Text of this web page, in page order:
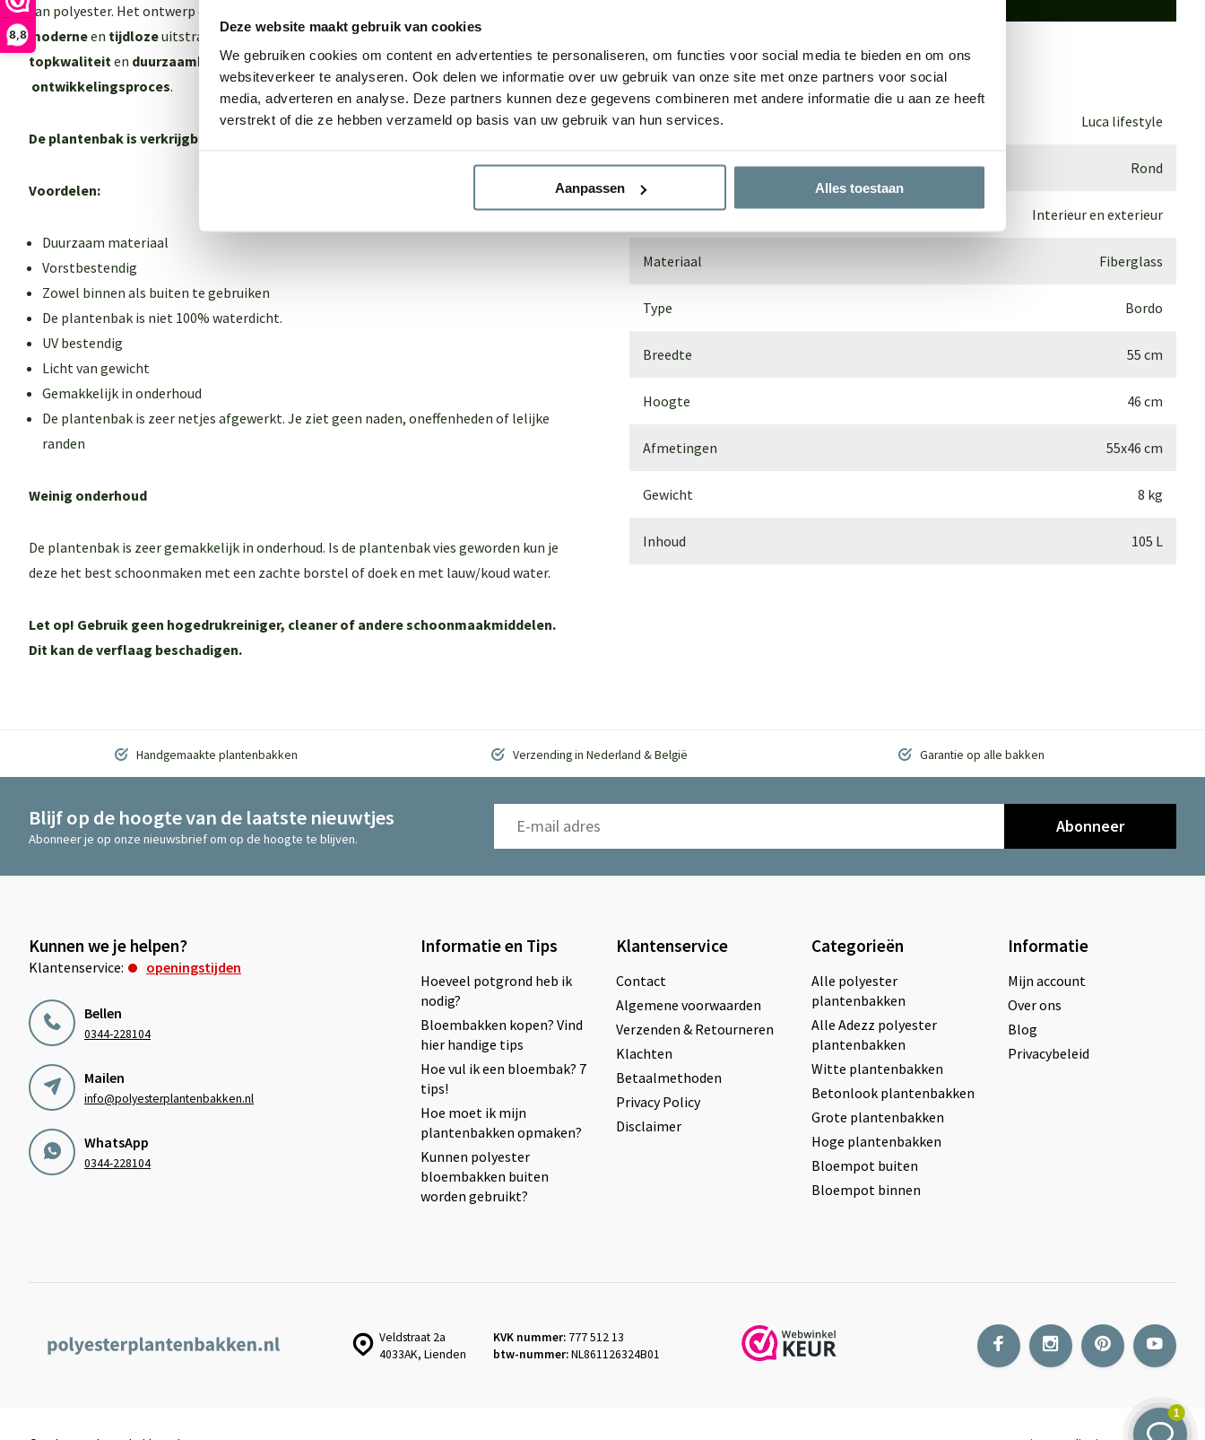
Deze website maakt gebruik van cookies
We gebruiken cookies om content en advertenties te personaliseren, om functies voor social media te bieden en om ons
websiteverkeer te analyseren. Ook delen we informatie over uw gebruik van onze site met onze partners voor social
media, adverteren en analyse. Deze partners kunnen deze gegevens combineren met andere informatie die u aan ze heeft
verstrekt of die ze hebben verzameld op basis van uw gebruik van hun services.
Aanpassen Alles toestaan
8,8
van polyester. Het ontwerp en de kleur van de Luca Lifestyle plantenbakken geven een
moderneen tijdlozeuitstraling. Een echte eyecatcher in je tuin. De bloembak is van
topkwaliteit en duurzaamheiddankzij eenintensief enzorgvuldig
ontwikkelingsproces.
De plantenbak is verkrijgbaar in 3 kleuren:
Voordelen:
Duurzaam materiaal
Vorstbestendig
Zowel binnen als buiten te gebruiken
De plantenbak is niet 100% waterdicht.
UV bestendig
Licht van gewicht
Gemakkelijk in onderhoud
De plantenbak is zeer netjes afgewerkt. Je ziet geen naden, oneffenheden of lelijke
randen
Weinig onderhoud
De plantenbak is zeer gemakkelijk in onderhoud. Is de plantenbak vies geworden kun je
deze het best schoonmaken met een zachte borstel of doek en met lauw/koud water.
Let op! Gebruik geen hogedrukreiniger, cleaner of andere schoonmaakmiddelen.
Dit kan de verflaag beschadigen.
Specificaties
Merk Luca lifestyle
Vorm Rond
Gebruik Interieur en exterieur
Materiaal Fiberglass
Type Bordo
Breedte 55 cm
Hoogte 46 cm
Afmetingen 55x46 cm
Gewicht 8 kg
Inhoud 105 L
Handgemaakte plantenbakken Verzending in Nederland & België Garantie op alle bakken
Blijf op de hoogte van de laatste nieuwtjes
Abonneer je op onze nieuwsbrief om op de hoogte te blijven.
Abonneer
Kunnen we je helpen?
Klantenservice: openingstijden
Bellen
0344-228104
Mailen
info@polyesterplantenbakken.nl
WhatsApp
0344-228104
Informatie en Tips
Hoeveel potgrond heb ik
nodig?
Bloembakken kopen? Vind
hier handige tips
Hoe vul ik een bloembak? 7
tips!
Hoe moet ik mijn
plantenbakken opmaken?
Kunnen polyester
bloembakken buiten
worden gebruikt?
Klantenservice
Contact
Algemene voorwaarden
Verzenden & Retourneren
Klachten
Betaalmethoden
Privacy Policy
Disclaimer
Categorieën
Alle polyester
plantenbakken
Alle Adezz polyester
plantenbakken
Witte plantenbakken
Betonlook plantenbakken
Grote plantenbakken
Hoge plantenbakken
Bloempot buiten
Bloempot binnen
Informatie
Mijn account
Over ons
Blog
Privacybeleid
Veldstraat 2a
4033AK, Lienden
KVK nummer: 777 512 13
btw-nummer:NL861126324B01